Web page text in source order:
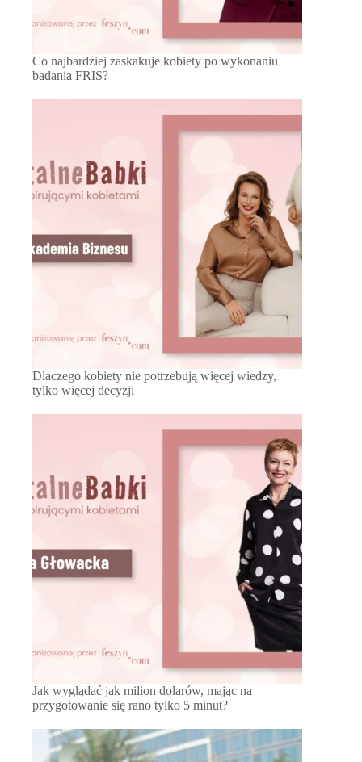
Co najbardziej zaskakuje kobiety po wykonaniu
badania FRIS?
Dlaczego kobiety nie potrzebują więcej wiedzy,
tylko więcej decyzji
Jak wyglądać jak milion dolarów, mając na
przygotowanie się rano tylko 5 minut?